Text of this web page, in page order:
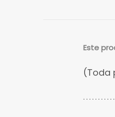
Este
(Toda
. . . . . . . . . .